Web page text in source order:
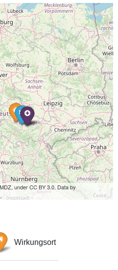
under CC BY 3.0. Data by
Wirkungsort